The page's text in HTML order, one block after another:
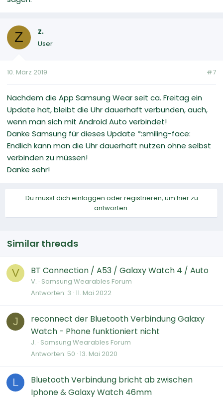
Z z.
User
10. März 2019 #7
Nachdem die App Samsung Wear seit ca. Freitag ein
Update hat, bleibt die Uhr dauerhaft verbunden, auch,
wenn man sich mit Android Auto verbindet!
Danke Samsung für dieses Update *:smiling-face:
Endlich kann man die Uhr dauerhaft nutzen ohne selbst
verbinden zu müssen!
Danke sehr!
Du musst dich einloggen oder registrieren, um hier zu
antworten.
Similar threads
V BT Connection / A53 / Galaxy Watch 4 / Auto
V. Samsung Wearables Forum
Antworten 3 11. Mai 2022
J
reconnect der Bluetooth Verbindung Galaxy
Watch - Phone funktioniert nicht
J. Samsung Wearables Forum
Antworten 50 13. Mai 2020
L
Bluetooth Verbindung bricht ab zwischen
Iphone & Galaxy Watch 46mm